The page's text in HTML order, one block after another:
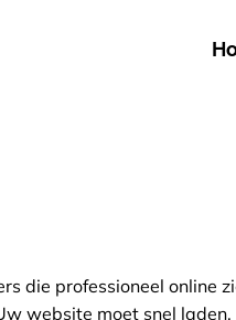
die professioneel online
website moet snel